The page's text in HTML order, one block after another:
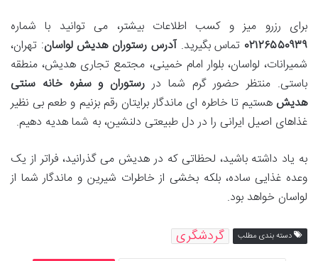
برای رزرو میز و کسب اطلاعات بیشتر، می توانید با شماره
۰۲۱۲۶۵۵۰۹۳۹ تماس بگیرید.آدرس رستوران هدیش لواسان: تهران،
شمیرانات، لواسان، بلوار امام خمینی، مجتمع تجاری هدیش، منطقه
باستی. منتظر حضور گرم شما در رستوران و سفره خانه سنتی
هدیش هستیم تا خاطره ای ماندگار برایتان رقم بزنیم و طعم بی نظیر
غذاهای اصیل ایرانی را در دل طبیعتی دلنشین، به شما هدیه دهیم.
به یاد داشته باشید، لحظاتی که در هدیش می گذرانید، فراتر از یک
وعده غذایی ساده، بلکه بخشی از خاطرات شیرین و ماندگار شما از
لواسان خواهد بود.
دسته بندی مطلب گردشگری